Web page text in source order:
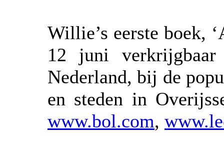
Willie’s eerste boek,
12 juni
Nederland, bij de
en steden in
www.bol.com,